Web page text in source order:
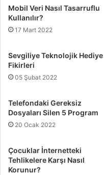
Mobil Veri Nasıl Tasarruflu
Kullanılır?
17 Mart 2022
Sevgiliye Teknolojik Hediye
Fikirleri
05 Şubat 2022
Telefondaki Gereksiz
Dosyaları Silen 5 Program
20 Ocak 2022
Çocuklar İnternetteki
Tehlikelere Karşı Nasıl
Korunur?